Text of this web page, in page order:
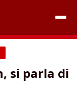
si parla di